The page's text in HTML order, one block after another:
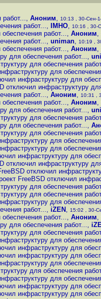
работ..., Аноним, 10:13 , 30-Сен-
работ..., IMHO, 10:16 , 30-
работ..., Аноним,
работ..., uniman, 10:19 ,
работ..., Аноним,
для обеспечения работ...,
для обеспечения
для
инфраструктуру для
отключил инфраструктуру
работ..., Аноним, 10:31 ,
работ..., Аноним,
для обеспечения работ...,
для обеспечения
для обеспечения работ...,
для обеспечения
для
для
инфраструктуру для
отключил инфраструктуру
отключил
FreeBSD отключил
для обеспечения
для обеспечения
для
работ..., iZEN , 15:02 , 30-
работ..., Аноним,
для обеспечения работ...,
для обеспечения
для
инфраструктуру для
инфраструктуру для
для
для обеспечения
для
инфраструктуру для
инфраструктуру для